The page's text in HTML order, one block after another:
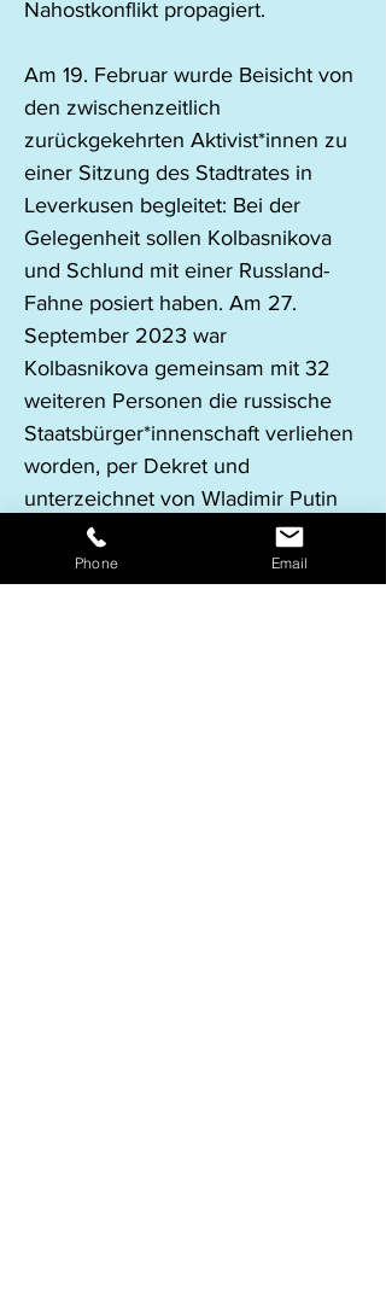
Nahostkonflikt propagiert.
Am 19. Februar wurde Beisicht von
den zwischenzeitlich
zurückgekehrten Aktivist*innen zu
einer Sitzung des Stadtrates in
Leverkusen begleitet: Bei der
Gelegenheit sollen Kolbasnikova
und Schlund mit einer Russland-
Fahne posiert haben. Am 27.
September 2023 war
Kolbasnikova gemeinsam mit 32
weiteren Personen die russische
Staatsbürger*innenschaft verliehen
worden, per Dekret und
unterzeichnet von Wladimir Putin
persönlich. Unter den
eingebürgerten Personen fanden
Phone Email